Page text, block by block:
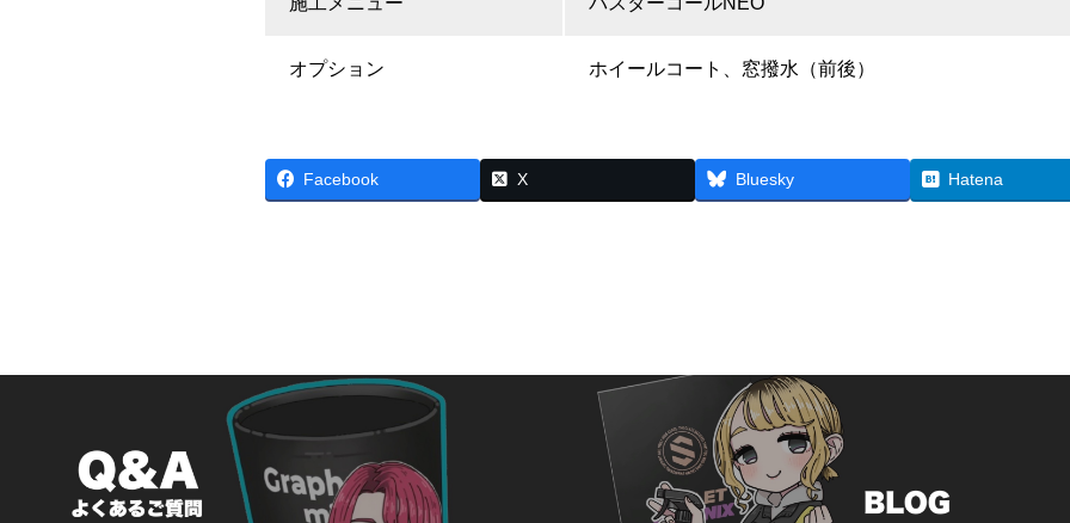
オプション ホイールコート、窓撥水（前後）
Facebook X Bluesky Hatena